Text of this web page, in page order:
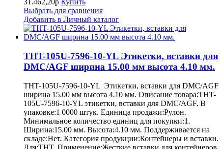
31.462,20р Купить
Выбрать для сравнения
Добавить в Личный каталог
THT-105U-7596-10-YL Этикетки, вставки для
DMC/AGF ширина 15.00 мм высота 4.10 мм.
THT-105U-7596-10-YL Этикетки, вставки для DMC/AGF
ширина 15.00 мм высота 4.10 мм. Описание товара:THT-
105U-7596-10-YL этикетки, вставки для DMC/AGF. В
упаковке:1 0000 штук. Единица продажи:Рулон.
Минимальное количество единиц для покупки:1.
Ширина:15.00 мм. Высота:4.10 мм. Поддерживается на
складе:Нет. Категория продукции:Контейнеры и вставки.
Для:THT. Применение:Жесткие вставки для контейнеров